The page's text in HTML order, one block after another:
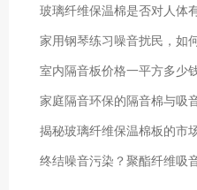
玻璃纤维保温棉是否对人体
室内隔音板价格一平方多少
家庭隔音环保的隔音棉与吸
揭秘玻璃纤维保温棉板的市
终结噪音污染？聚酯纤维吸